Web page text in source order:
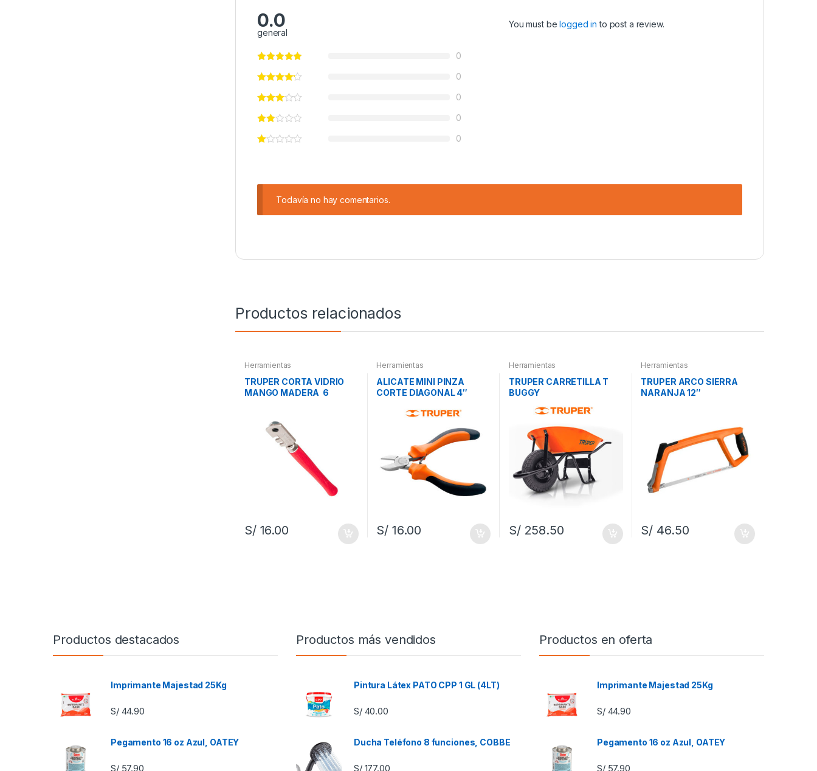
0.0
general
0
0
0
0
0
You must belogged in to post a review.
Todavía no hay comentarios.
Productos relacionados
Herramientas
TRUPER CORTA VIDRIO
MANGO MADERA 6
S/16.00
Herramientas
ALICATE MINI PINZA
CORTE DIAGONAL 4″
S/ 16.00
Herramientas
TRUPER CARRETILLA T
BUGGY
S/258.50
Herramientas
TRUPER ARCO SIERRA
NARANJA 12″
S/ 46.50
Productos destacados
Imprimante Majestad 25Kg
S/44.90
Pegamento 16 oz Azul, OATEY
S/57.90
Productos más vendidos
Pintura Látex PATO CPP 1 GL (4LT)
S/40.00
Ducha Teléfono 8 funciones, COBBE
S/177.00
Productos en oferta
Imprimante Majestad 25Kg
S/44.90
Pegamento 16 oz Azul, OATEY
S/57.90